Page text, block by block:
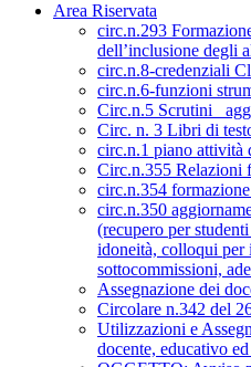
Area Riservata
circ.n.293
dell’inclusione degli
circ.n.8-credenziali
circ.n.6-funzioni
Circ.n.5 Scrutini
Circ. n. 3 Libri di
circ.n.1 piano attività
Circ.n.355 Relazioni
circ.n.354
circ.n.350
(recupero per
idoneità, colloqui per
sottocommissioni,
Assegnazione dei
Circolare n.342 del
Utilizzazioni e
docente, educativo